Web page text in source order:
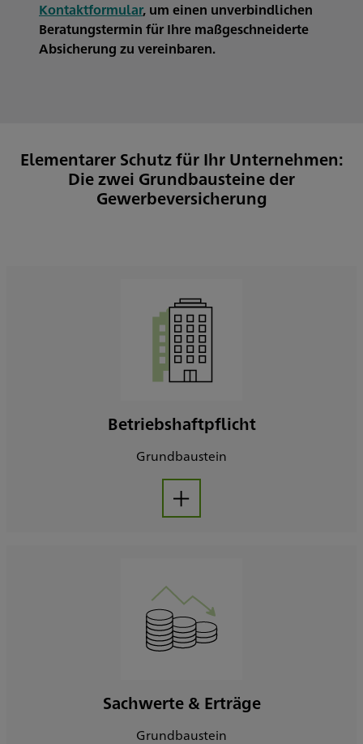
Kontaktformular, um einen unverbindlichen
Beratungstermin für Ihre maßgeschneiderte
Absicherung zu vereinbaren.
Elementarer Schutz für Ihr Unternehmen:
Die zwei Grundbausteine der
Gewerbeversicherung
Betriebshaftpflicht
Grundbaustein
Aufklappen
Sachwerte & Erträge
Grundbaustein